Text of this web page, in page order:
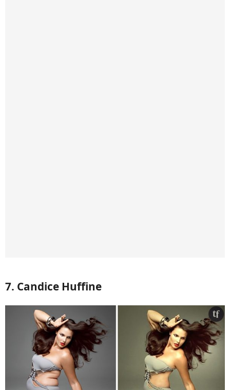
7. Candice Huffine